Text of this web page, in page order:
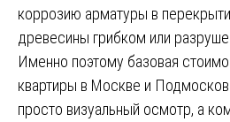
коррозию арматуры в
древесины грибком или
Именно поэтому базовая
квартиры в Москве и
просто визуальный осмотр, а